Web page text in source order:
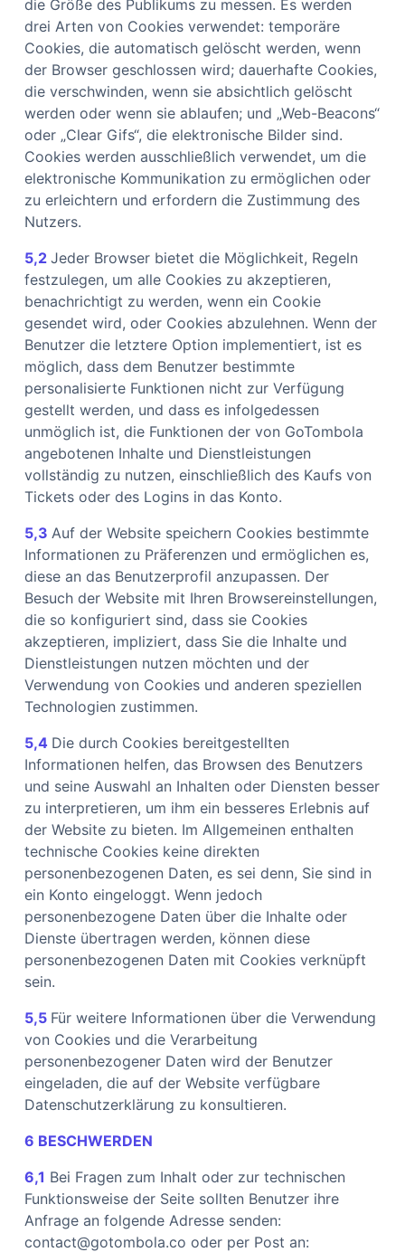
die Größe des Publikums zu messen. Es werden
drei Arten von Cookies verwendet: temporäre
Cookies, die automatisch gelöscht werden, wenn
der Browser geschlossen wird; dauerhafte Cookies,
die verschwinden, wenn sie absichtlich gelöscht
werden oder wenn sie ablaufen; und „Web-Beacons“
oder „Clear Gifs“, die elektronische Bilder sind.
Cookies werden ausschließlich verwendet, um die
elektronische Kommunikation zu ermöglichen oder
zu erleichtern und erfordern die Zustimmung des
Nutzers.
5,2 Jeder Browser bietet die Möglichkeit, Regeln
festzulegen, um alle Cookies zu akzeptieren,
benachrichtigt zu werden, wenn ein Cookie
gesendet wird, oder Cookies abzulehnen. Wenn der
Benutzer die letztere Option implementiert, ist es
möglich, dass dem Benutzer bestimmte
personalisierte Funktionen nicht zur Verfügung
gestellt werden, und dass es infolgedessen
unmöglich ist, die Funktionen der von GoTombola
angebotenen Inhalte und Dienstleistungen
vollständig zu nutzen, einschließlich des Kaufs von
Tickets oder des Logins in das Konto.
5,3 Auf der Website speichern Cookies bestimmte
Informationen zu Präferenzen und ermöglichen es,
diese an das Benutzerprofil anzupassen. Der
Besuch der Website mit Ihren Browsereinstellungen,
die so konfiguriert sind, dass sie Cookies
akzeptieren, impliziert, dass Sie die Inhalte und
Dienstleistungen nutzen möchten und der
Verwendung von Cookies und anderen speziellen
Technologien zustimmen.
5,4 Die durch Cookies bereitgestellten
Informationen helfen, das Browsen des Benutzers
und seine Auswahl an Inhalten oder Diensten besser
zu interpretieren, um ihm ein besseres Erlebnis auf
der Website zu bieten. Im Allgemeinen enthalten
technische Cookies keine direkten
personenbezogenen Daten, es sei denn, Sie sind in
ein Konto eingeloggt. Wenn jedoch
personenbezogene Daten über die Inhalte oder
Dienste übertragen werden, können diese
personenbezogenen Daten mit Cookies verknüpft
sein.
5,5 Für weitere Informationen über die Verwendung
von Cookies und die Verarbeitung
personenbezogener Daten wird der Benutzer
eingeladen, die auf der Website verfügbare
Datenschutzerklärung zu konsultieren.
6 BESCHWERDEN
6,1 Bei Fragen zum Inhalt oder zur technischen
Funktionsweise der Seite sollten Benutzer ihre
Anfrage an folgende Adresse senden:
contact@gotombola.co oder per Post an: